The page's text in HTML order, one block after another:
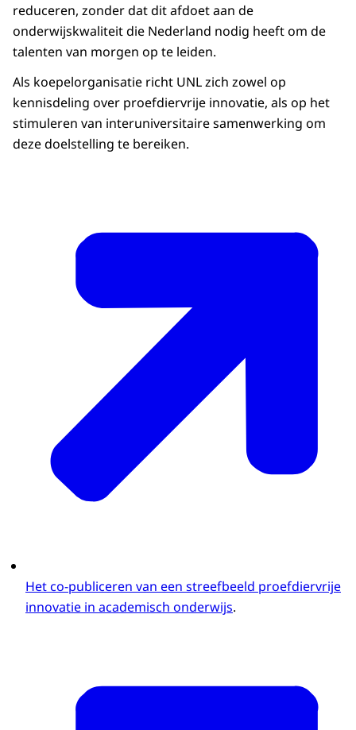
reduceren, zonder dat dit afdoet aan de
onderwijskwaliteit die Nederland nodig heeft om de
talenten van morgen op te leiden.
Als koepelorganisatie richt UNL zich zowel op
kennisdeling over proefdiervrije innovatie, als op het
stimuleren van interuniversitaire samenwerking om
deze doelstelling te bereiken.
Het co-publiceren van een streefbeeld proefdiervrije
innovatie in academisch onderwijs.